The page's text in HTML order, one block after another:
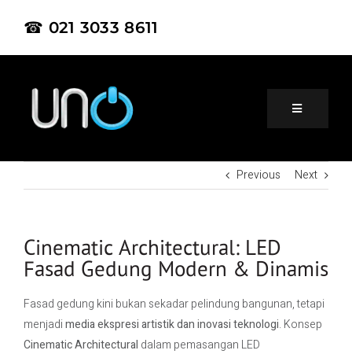
☎ 021 3033 8611
Home
Project
Previous Next
Cinematic Architectural: LED
Fasad Gedung Modern & Dinamis
Fasad gedung kini bukan sekadar pelindung bangunan, tetapi
menjadimedia ekspresi artistik dan inovasi teknologi. Konsep
Cinematic Architectural dalam pemasangan LED